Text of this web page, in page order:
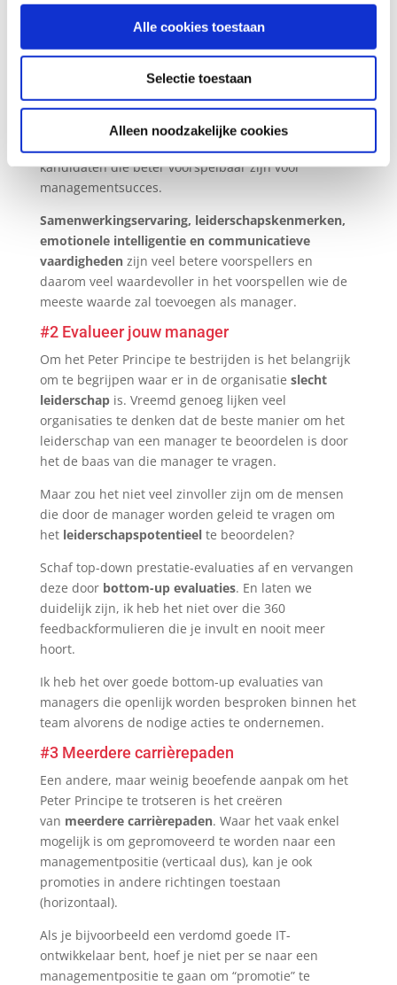
Alle cookies toestaan
Selectie toestaan
Alleen noodzakelijke cookies
werknemer. Dit heeft geen zin, zoals onderzoek
duidelijk aantoont: er is een negatieve correlatie
tussen de huidige werkprestaties en de toegevoegde
Daarom pas je best je promotiecriteria aan. Richt je
op de beoordeling van andere kenmerken van
kandidaten die beter voorspelbaar zijn voor
managementsucces.
Samenwerkingservaring, leiderschapskenmerken,
emotionele intelligentie en communicatieve
vaardigheden zijn veel betere voorspellers en
daarom veel waardevoller in het voorspellen wie de
meeste waarde zal toevoegen als manager.
#2 Evalueer jouw manager
Om het Peter Principe te bestrijden is het belangrijk
om te begrijpen waar er in de organisatie slecht
leiderschap is. Vreemd genoeg lijken veel
organisaties te denken dat de beste manier om het
leiderschap van een manager te beoordelen is door
het de baas van die manager te vragen.
Maar zou het niet veel zinvoller zijn om de mensen
die door de manager worden geleid te vragen om
het leiderschapspotentieel te beoordelen?
Schaf top-down prestatie-evaluaties af en vervangen
deze door bottom-up evaluaties. En laten we
duidelijk zijn, ik heb het niet over die 360
feedbackformulieren die je invult en nooit meer
hoort.
Ik heb het over goede bottom-up evaluaties van
managers die openlijk worden besproken binnen het
team alvorens de nodige acties te ondernemen.
#3 Meerdere carrièrepaden
Een andere, maar weinig beoefende aanpak om het
Peter Principe te trotseren is het creëren
van meerdere carrièrepaden. Waar het vaak enkel
mogelijk is om gepromoveerd te worden naar een
managementpositie (verticaal dus), kan je ook
promoties in andere richtingen toestaan
(horizontaal).
Als je bijvoorbeeld een verdomd goede IT-
ontwikkelaar bent, hoef je niet per se naar een
managementpositie te gaan om “promotie” te